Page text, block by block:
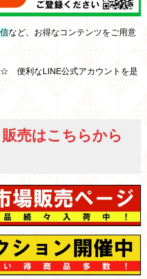
など、お得なコンテンツをご用意
☆ 便利なLINE公式アカウントを是
売はこちらから